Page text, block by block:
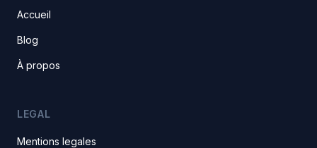
Accueil
Blog
À propos
LEGAL
Mentions legales